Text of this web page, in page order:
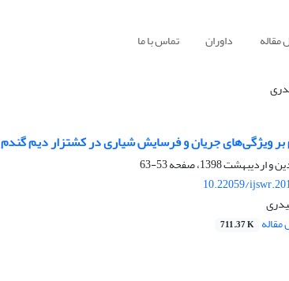
مقاله داوران تماس با ما
بر ویژگی‌های جریان و فرسایش شیاری در کشتزار دیم گندم
53-63
10.22059/
711.37 K